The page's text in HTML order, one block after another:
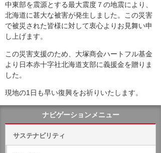
中東部を震源とする最大震度７の地震により、
北海道に甚大な被害が発生しました。この災害
で被災された皆様に対して衷心よりお見舞い申
し上げます。
この災害支援のため、大塚商会ハートフル基金
より日本赤十字社北海道支部に義援金を贈りま
した。
現地の1日も早い復興をお祈りいたします。
ナビゲーションメニュー
サステナビリティ